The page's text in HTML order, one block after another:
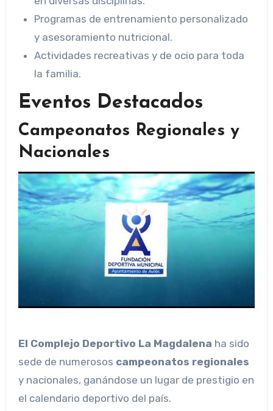
Programas de entrenamiento personalizado
y asesoramiento nutricional.
Actividades recreativas y de ocio para toda
la familia.
Eventos Destacados
Campeonatos Regionales y
Nacionales
El Complejo Deportivo La Magdalena ha sido
sede de numerosos campeonatos regionales
y nacionales, ganándose un lugar de prestigio en
el calendario deportivo del país.